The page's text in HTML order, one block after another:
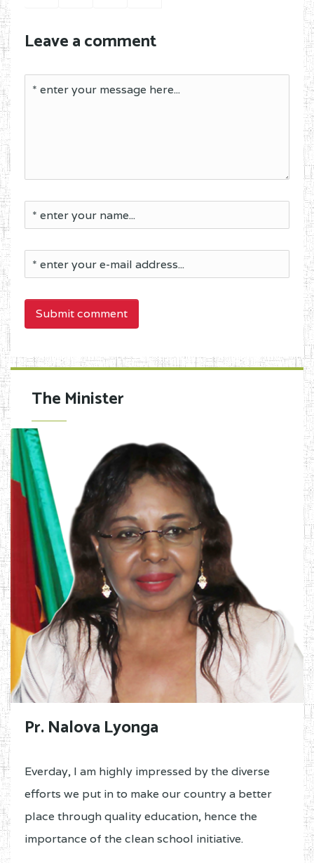
Leave a comment
Submit comment
The Minister
Pr. Nalova Lyonga
Everday, I am highly impressed by the diverse
efforts we put in to make our country a better
place through quality education, hence the
importance of the clean school initiative.